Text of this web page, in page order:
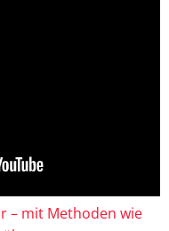
– mit Methoden wie